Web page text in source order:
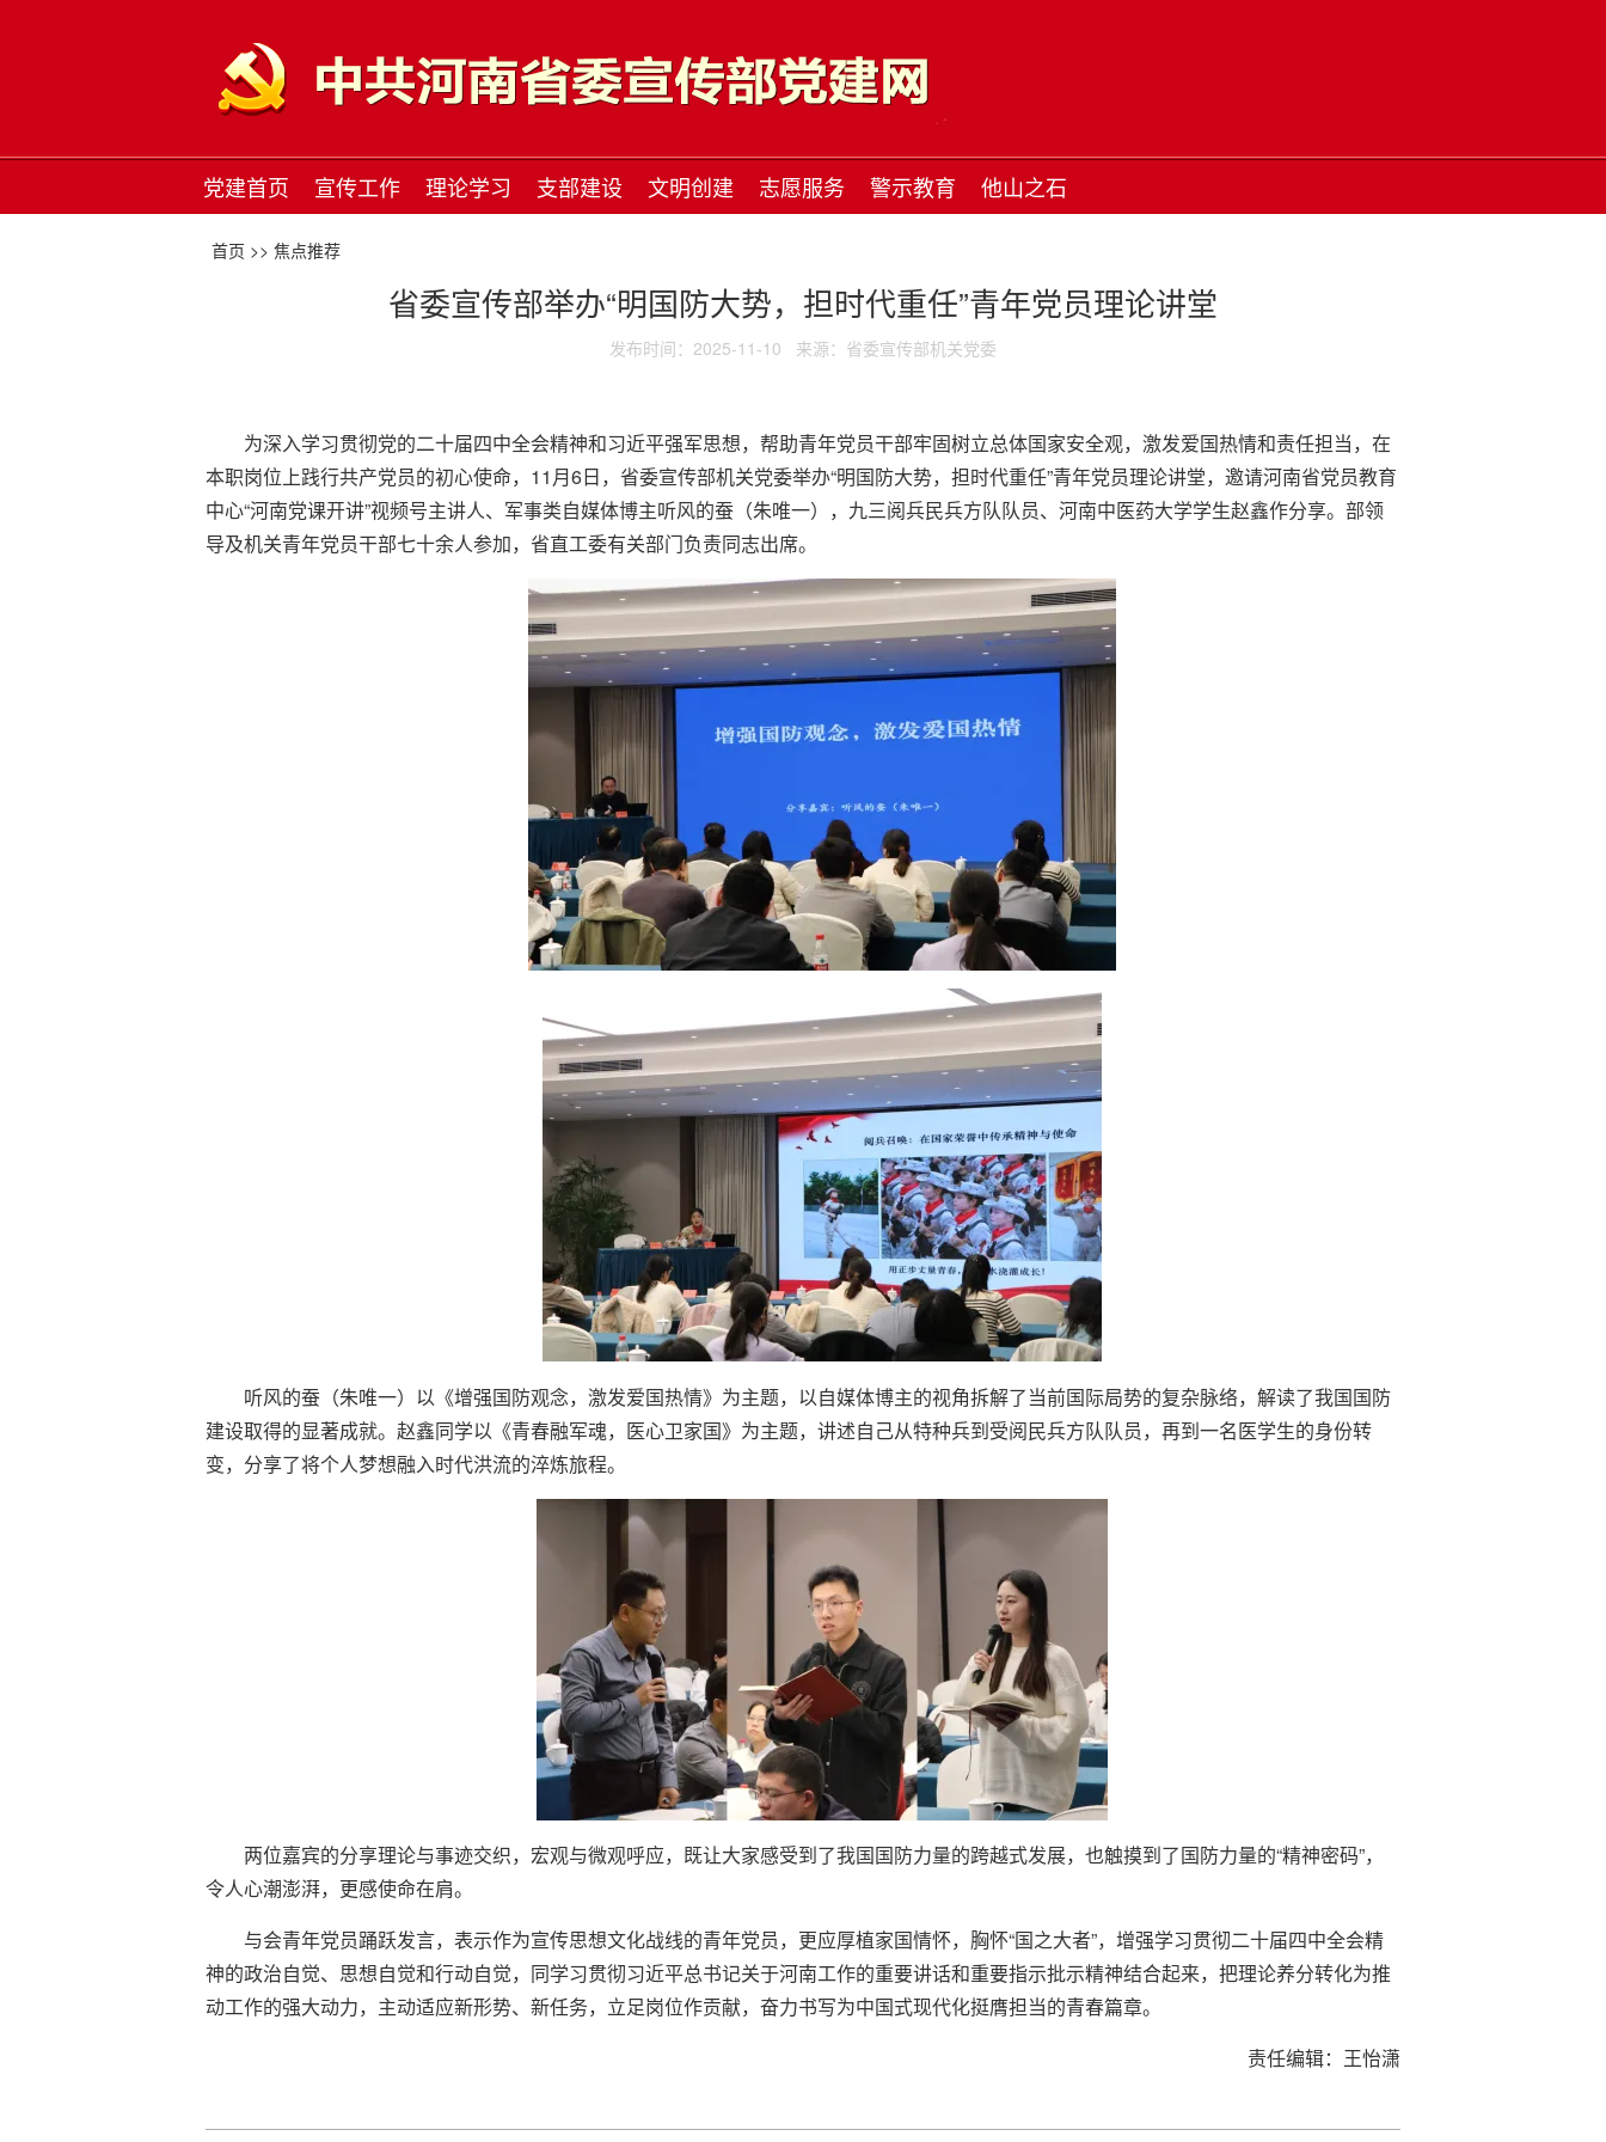
党建首页 宣传工作 理论学习 支部建设 文明创建 志愿服务 警示教育 他山之石
首页 >> 焦点推荐
省委宣传部举办“明国防大势，担时代重任”青年党员理论讲堂
发布时间：2025-11-10 来源：省委宣传部机关党委
为深入学习贯彻党的二十届四中全会精神和习近平强军思想，帮助青年党员干部牢固树立总体国家安全观，激发爱国热情和责任担当，在
本职岗位上践行共产党员的初心使命，11月6日，省委宣传部机关党委举办“明国防大势，担时代重任”青年党员理论讲堂，邀请河南省党员教育
中心“河南党课开讲”视频号主讲人、军事类自媒体博主听风的蚕（朱唯一），九三阅兵民兵方队队员、河南中医药大学学生赵鑫作分享。部领
导及机关青年党员干部七十余人参加，省直工委有关部门负责同志出席。
听风的蚕（朱唯一）以《增强国防观念，激发爱国热情》为主题，以自媒体博主的视角拆解了当前国际局势的复杂脉络，解读了我国国防
建设取得的显著成就。赵鑫同学以《青春融军魂，医心卫家国》为主题，讲述自己从特种兵到受阅民兵方队队员，再到一名医学生的身份转
变，分享了将个人梦想融入时代洪流的淬炼旅程。
两位嘉宾的分享理论与事迹交织，宏观与微观呼应，既让大家感受到了我国国防力量的跨越式发展，也触摸到了国防力量的“精神密码”，
令人心潮澎湃，更感使命在肩。
与会青年党员踊跃发言，表示作为宣传思想文化战线的青年党员，更应厚植家国情怀，胸怀“国之大者”，增强学习贯彻二十届四中全会精
神的政治自觉、思想自觉和行动自觉，同学习贯彻习近平总书记关于河南工作的重要讲话和重要指示批示精神结合起来，把理论养分转化为推
动工作的强大动力，主动适应新形势、新任务，立足岗位作贡献，奋力书写为中国式现代化挺膺担当的青春篇章。
责任编辑：王怡潇